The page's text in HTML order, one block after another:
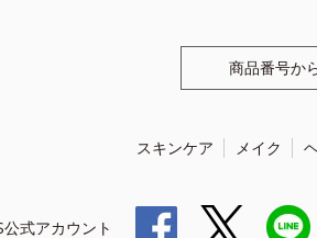
商品番号か
スキンケア メイク
式アカウント